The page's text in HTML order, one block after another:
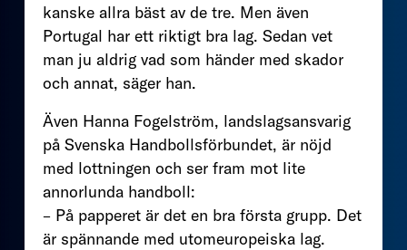
kanske allra bäst av de tre. Men även
Portugal har ett riktigt bra lag. Sedan vet
man ju aldrig vad som händer med skador
och annat, säger han.
Även Hanna Fogelström, landslagsansvarig
på Svenska Handbollsförbundet, är nöjd
med lottningen och ser fram mot lite
annorlunda handboll:
– På papperet är det en bra första grupp. Det
är spännande med utomeuropeiska lag.